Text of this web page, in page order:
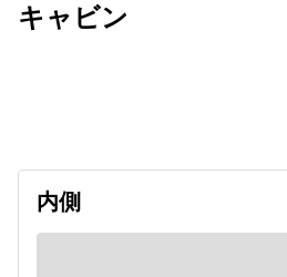
キャビン
内側